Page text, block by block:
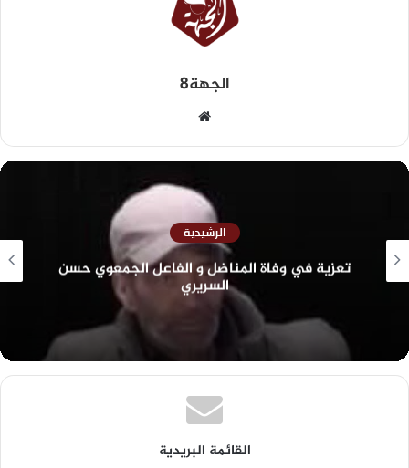
الجهة8
الجمعوي حسن الرشيدية.. انتخاب رشيد
التجمع الوطني
القائمة البريدية